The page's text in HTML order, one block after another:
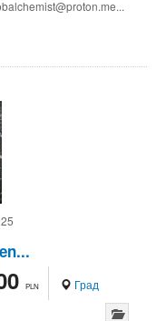
PLN Град